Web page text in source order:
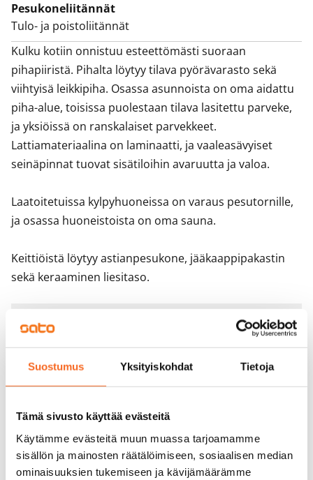
Suostumus Yksityiskohdat Tietoja
Tämä sivusto käyttää evästeitä
Käytämme evästeitä muun muassa tarjoamamme
sisällön ja mainosten räätälöimiseen, sosiaalisen median
ominaisuuksien tukemiseen ja kävijämäärämme
Keittiöistä löytyy astianpesukone, jääkaappipakastin
sekä keraaminen liesitaso.
Pesukoneliitännät
Tulo- ja poistoliitännät
Kulku kotiin onnistuu esteettömästi suoraan
pihapiiristä. Pihalta löytyy tilava pyörävarasto sekä
viihtyisä leikkipiha. Osassa asunnoista on oma aidattu
piha-alue, toisissa puolestaan tilava lasitettu parveke,
ja yksiöissä on ranskalaiset parvekkeet.
Lattiamateriaalina on laminaatti, ja vaaleasävyiset
seinäpinnat tuovat sisätiloihin avaruutta ja valoa.
Laatoitetuissa kylpyhuoneissa on varaus pesutornille,
ja osassa huoneistoista on oma sauna.
Keittiöistä löytyy astianpesukone, jääkaappipakastin
sekä keraaminen liesitaso.
Sopimus ja maksut
Vapautuminen
Vuokra